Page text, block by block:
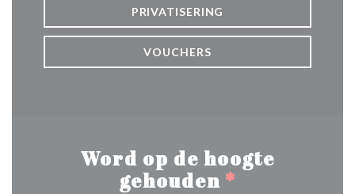
PRIVATISERING
VOUCHERS
Word op de hoogte
gehouden *